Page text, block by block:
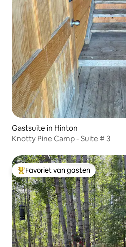
Gastsuite in Hinton
Knotty Pine Camp - Suite # 3
Topfavoriet van gasten
Favoriet van gasten